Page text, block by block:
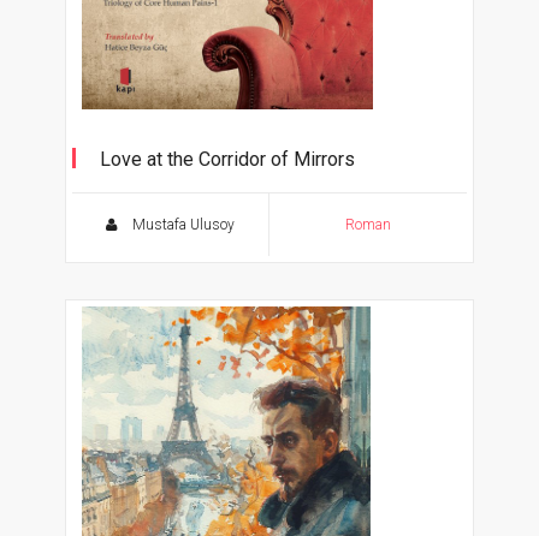
Love at the Corridor of Mirrors
Mustafa Ulusoy Roman